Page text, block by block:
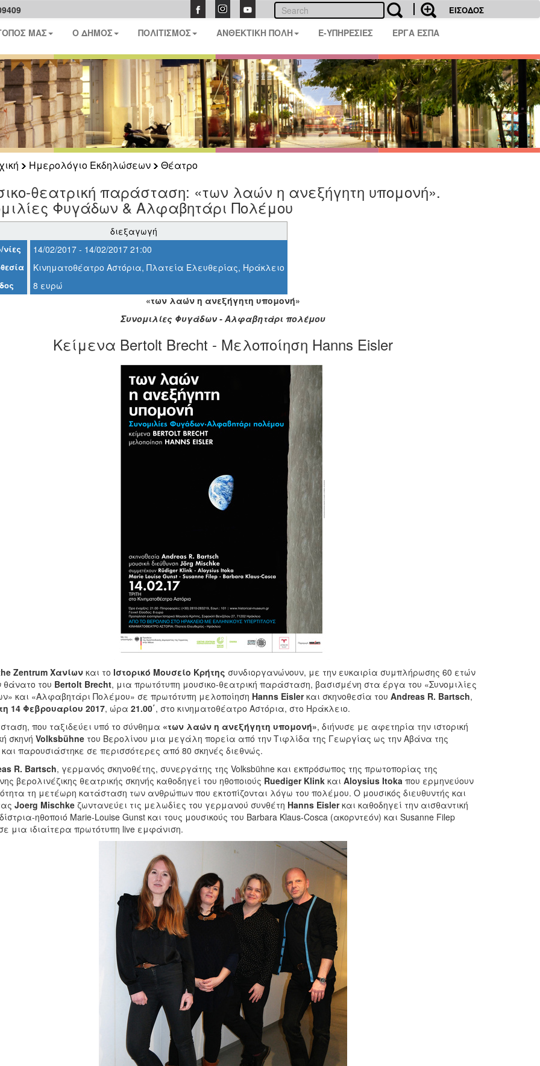
ΕΙΣΟΔΟΣ
ΜΑΣ Ο ΔΗΜΟΣ ΠΟΛΙΤΙΣΜΟΣ ΑΝΘΕΚΤΙΚΗ ΠΟΛΗ E-ΥΠΗΡΕΣΙΕΣ ΕΡΓΑ ΕΣΠΑ
Ημερολόγιο Εκδηλώσεων
Θέατρο
θεατρική παράσταση: «των λαών η ανεξήγητη υπομονή».
Φυγάδων & Αλφαβητάρι Πολέμου
διεξαγωγή
14/02/2017 - 14/02/2017 21:00
Κινηματοθέατρο Αστόρια, Πλατεία Ελευθερίας, Ηράκλειο
8 ευρώ
«των λαών η ανεξήγητη υπομονή»
Συνομιλίες Φυγάδων - Αλφαβητάρι πολέμου
Kείμενα Bertolt Brecht - Μελοποίηση Hanns Eisler
Zentrum Χανίωνκαι το Ιστορικό Μουσείο Κρήτης συνδιοργανώνουν, με την ευκαιρία συμπλήρωσης 60 ετών
θάνατο του Bertolt Brecht, μια πρωτότυπη μουσικο-θεατρική παράσταση, βασισμένη στα έργα του «Συνομιλίες
και «Αλφαβητάρι Πολέμου» σε πρωτότυπη μελοποίηση Hanns Eislerκαι σκηνοθεσία του Andreas R. Bartsch,
14 Φεβρουαρίου 2017, ώρα 21.00΄, στο κινηματοθέατρο Αστόρια, στο Ηράκλειο.
που ταξιδεύει υπό το σύνθημα «των λαών η ανεξήγητη υπομονή», διήνυσε με αφετηρία την ιστορική
σκηνή Volksbühne του Βερολίνου μια μεγάλη πορεία από την Τιφλίδα της Γεωργίας ως την Αβάνα της
παρουσιάστηκε σε περισσότερες από 80 σκηνές διεθνώς.
R. Bartsch, γερμανός σκηνοθέτης, συνεργάτης της Volksbühne και εκπρόσωπος της πρωτοπορίας της
βερολινέζικης θεατρικής σκηνής καθοδηγεί του ηθοποιούς Ruediger Klink και Aloysius Itoka που ερμηνεύουν
τη μετέωρη κατάσταση των ανθρώπων που εκτοπίζονται λόγω του πολέμου. Ο μουσικός διευθυντής και
Joerg Mischke ζωντανεύει τις μελωδίες του γερμανού συνθέτη Hanns Eisler και καθοδηγεί την αισθαντική
ηθοποιό Marie-Louise Gunst και τους μουσικούς του Barbara Klaus-Cosca (ακορντεόν) και Susanne Filep
μια ιδιαίτερα πρωτότυπη live εμφάνιση.